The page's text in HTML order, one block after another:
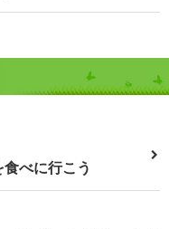
べに行こう